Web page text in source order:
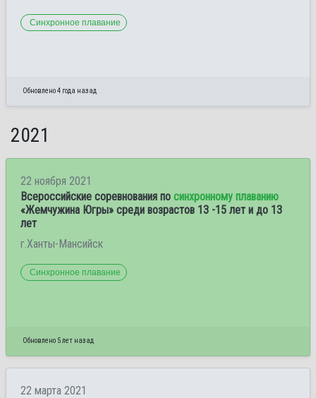
Синхронное плавание
Обновлено 4 года назад
2021
22 ноября 2021
Всероссийские соревнования по синхронному плаванию
«Жемчужина Югры» среди возрастов 13 -15 лет и до 13
лет
г.Ханты-Мансийск
Синхронное плавание
Обновлено 5 лет назад
22 марта 2021